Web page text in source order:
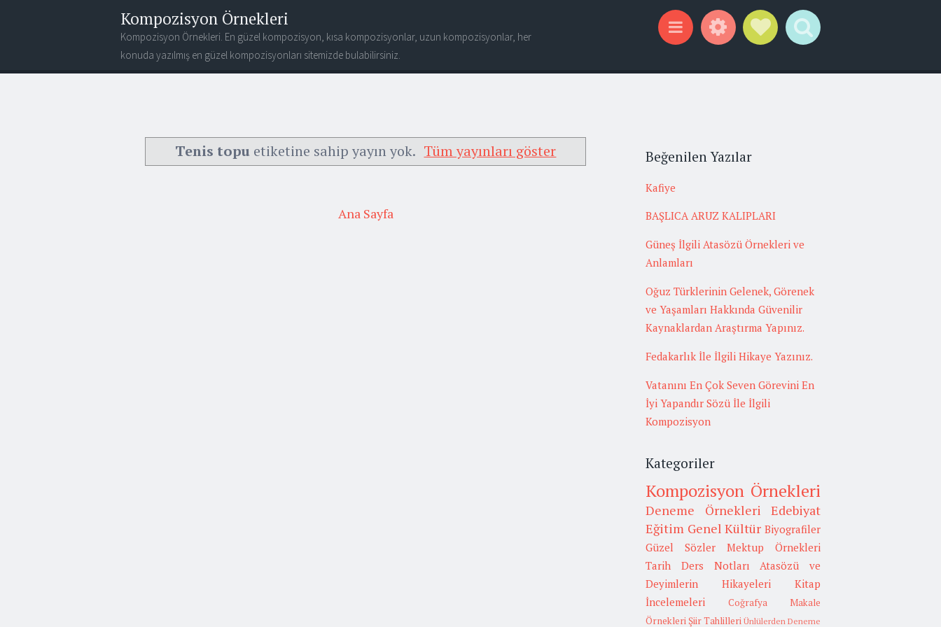
Kompozisyon Örnekleri
Kompozisyon Örnekleri. En güzel kompozisyon, kısa kompozisyonlar, uzun kompozisyonlar, her
konuda yazılmış en güzel kompozisyonları sitemizde bulabilirsiniz.
Tenis topu etiketine sahip yayın yok. Tüm yayınları göster
Ana Sayfa
Beğenilen Yazılar
Kafiye
BAŞLICA ARUZ KALIPLARI
Güneş İlgili Atasözü Örnekleri ve
Anlamları
Oğuz Türklerinin Gelenek, Görenek
ve Yaşamları Hakkında Güvenilir
Kaynaklardan Araştırma Yapınız.
Fedakarlık İle İlgili Hikaye Yazınız.
Vatanını En Çok Seven Görevini En
İyi Yapandır Sözü İle İlgili
Kompozisyon
Kategoriler
Kompozisyon Örnekleri
Deneme Örnekleri
Edebiyat
Eğitim Genel Kültür Biyografiler
Güzel Sözler
Mektup Örnekleri
Tarih
Ders Notları
Atasözü ve
Deyimlerin Hikayeleri
Kitap
İncelemeleri
Coğrafya
Makale
Örnekleri Şiir Tahlilleri Ünlülerden Deneme